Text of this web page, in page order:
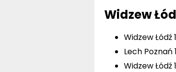
Widzew
Widzew Łódź
Lech Poznań
Widzew Łódź